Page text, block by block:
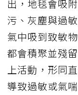
出，地毯會吸
污、灰塵與過
氣中吸到致敏
都會積聚並殘
上活動，形同
導致過敏或氣